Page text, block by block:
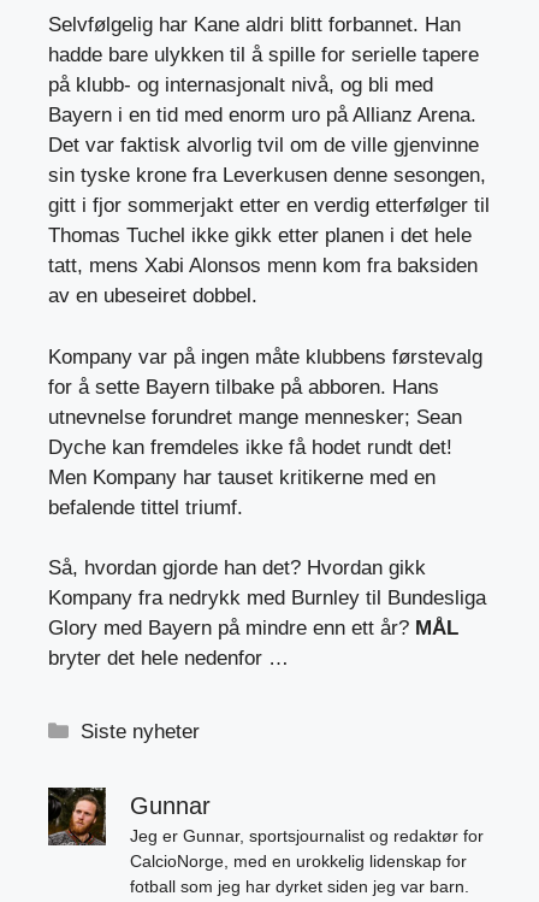
Selvfølgelig har Kane aldri blitt forbannet. Han
hadde bare ulykken til å spille for serielle tapere
på klubb- og internasjonalt nivå, og bli med
Bayern i en tid med enorm uro på Allianz Arena.
Det var faktisk alvorlig tvil om de ville gjenvinne
sin tyske krone fra Leverkusen denne sesongen,
gitt i fjor sommerjakt etter en verdig etterfølger til
Thomas Tuchel ikke gikk etter planen i det hele
tatt, mens Xabi Alonsos menn kom fra baksiden
av en ubeseiret dobbel.
Kompany var på ingen måte klubbens førstevalg
for å sette Bayern tilbake på abboren. Hans
utnevnelse forundret mange mennesker; Sean
Dyche kan fremdeles ikke få hodet rundt det!
Men Kompany har tauset kritikerne med en
befalende tittel triumf.
Så, hvordan gjorde han det? Hvordan gikk
Kompany fra nedrykk med Burnley til Bundesliga
Glory med Bayern på mindre enn ett år? MÅL
bryter det hele nedenfor …
Kategorier
Siste nyheter
Gunnar
Jeg er Gunnar, sportsjournalist og redaktør for
CalcioNorge, med en urokkelig lidenskap for
fotball som jeg har dyrket siden jeg var barn.